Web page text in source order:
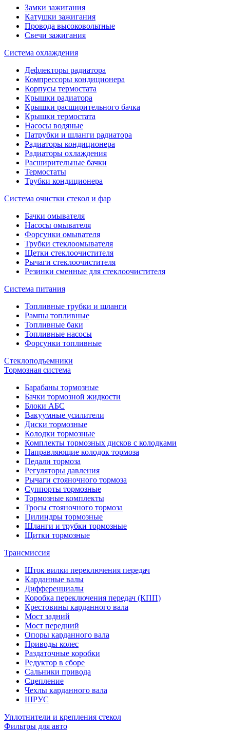
Замки зажигания
Катушки зажигания
Провода высоковольтные
Свечи зажигания
Система охлаждения
Дефлекторы радиатора
Компрессоры кондиционера
Корпусы термостата
Крышки радиатора
Крышки расширительного бачка
Крышки термостата
Насосы водяные
Патрубки и шланги радиатора
Радиаторы кондиционера
Радиаторы охлаждения
Расширительные бачки
Термостаты
Трубки кондиционера
Система очистки стекол и фар
Бачки омывателя
Насосы омывателя
Форсунки омывателя
Трубки стеклоомывателя
Щетки стеклоочистителя
Рычаги стеклоочистителя
Резинки сменные для стеклоочистителя
Система питания
Топливные трубки и шланги
Рампы топливные
Топливные баки
Топливные насосы
Форсунки топливные
Стеклоподъемники
Тормозная система
Барабаны тормозные
Бачки тормозной жидкости
Блоки АБС
Вакуумные усилители
Диски тормозные
Колодки тормозные
Комплекты тормозных дисков с колодками
Направляющие колодок тормоза
Педали тормоза
Регуляторы давления
Рычаги стояночного тормоза
Суппорты тормозные
Тормозные комплекты
Тросы стояночного тормоза
Цилиндры тормозные
Шланги и трубки тормозные
Щитки тормозные
Трансмиссия
Шток вилки переключения передач
Карданные валы
Дифференциалы
Коробка переключения передач (КПП)
Крестовины карданного вала
Мост задний
Мост передний
Опоры карданного вала
Приводы колес
Раздаточные коробки
Редуктор в сборе
Сальники привода
Сцепление
Чехлы карданного вала
ШРУС
Уплотнители и крепления стекол
Фильтры для авто